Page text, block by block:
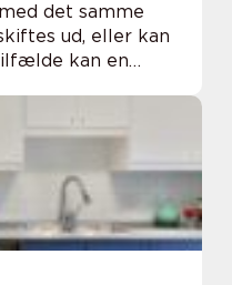
det samme
ud, eller kan
kan en